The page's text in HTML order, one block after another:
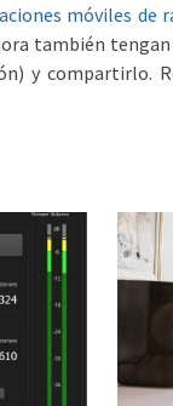
móviles de
también
y compartirlo.